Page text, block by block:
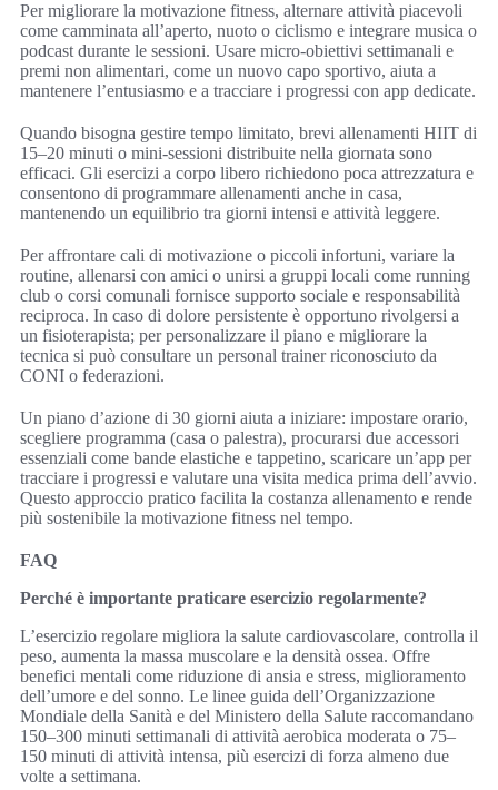
Per migliorare la motivazione fitness, alternare attività piacevoli
come camminata all’aperto, nuoto o ciclismo e integrare musica o
podcast durante le sessioni. Usare micro-obiettivi settimanali e
premi non alimentari, come un nuovo capo sportivo, aiuta a
mantenere l’entusiasmo e a tracciare i progressi con app dedicate.
Quando bisogna gestire tempo limitato, brevi allenamenti HIIT di
15–20 minuti o mini-sessioni distribuite nella giornata sono
efficaci. Gli esercizi a corpo libero richiedono poca attrezzatura e
consentono di programmare allenamenti anche in casa,
mantenendo un equilibrio tra giorni intensi e attività leggere.
Per affrontare cali di motivazione o piccoli infortuni, variare la
routine, allenarsi con amici o unirsi a gruppi locali come running
club o corsi comunali fornisce supporto sociale e responsabilità
reciproca. In caso di dolore persistente è opportuno rivolgersi a
un fisioterapista; per personalizzare il piano e migliorare la
tecnica si può consultare un personal trainer riconosciuto da
CONI o federazioni.
Un piano d’azione di 30 giorni aiuta a iniziare: impostare orario,
scegliere programma (casa o palestra), procurarsi due accessori
essenziali come bande elastiche e tappetino, scaricare un’app per
tracciare i progressi e valutare una visita medica prima dell’avvio.
Questo approccio pratico facilita la costanza allenamento e rende
più sostenibile la motivazione fitness nel tempo.
FAQ
Perché è importante praticare esercizio regolarmente?
L’esercizio regolare migliora la salute cardiovascolare, controlla il
peso, aumenta la massa muscolare e la densità ossea. Offre
benefici mentali come riduzione di ansia e stress, miglioramento
dell’umore e del sonno. Le linee guida dell’Organizzazione
Mondiale della Sanità e del Ministero della Salute raccomandano
150–300 minuti settimanali di attività aerobica moderata o 75–
150 minuti di attività intensa, più esercizi di forza almeno due
volte a settimana.